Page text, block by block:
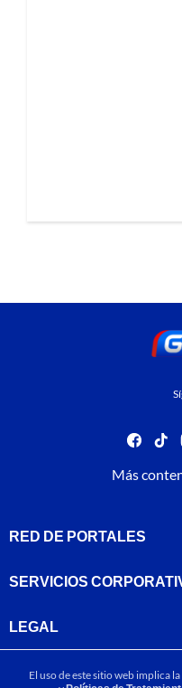
Más
RED DE PORTALES
SERVICIOS
LEGAL
El uso de este sitio web implica